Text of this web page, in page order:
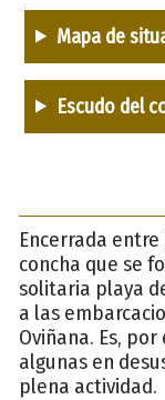
Mapa de
Escudo del
Encerrada
concha que se
solitaria playa
a las
Oviñana. Es,
algunas en
plena actividad.